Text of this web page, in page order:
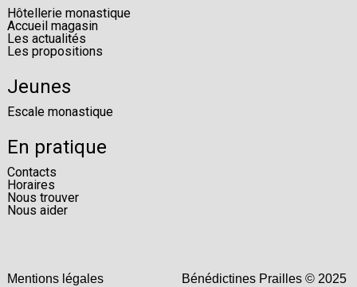
Hôtellerie monastique
Accueil magasin
Les actualités
Les propositions
Jeunes
Escale monastique
En pratique
Contacts
Horaires
Nous trouver
Nous aider
Mentions légales Bénédictines Prailles © 2025